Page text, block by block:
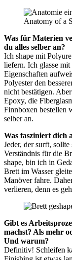
Anatomy of a
Was für Materien
du alles selber an?
Ich shape mit
liefern. Ich glasse
Eigenschaften
Polyester den
nicht bestätigen.
Epoxy, die
Finnboxen bestellen
selber an.
Was fasziniert dich
Jeder, der surft,
Verständnis für die
shape, bin ich in
Brett im Wasser
Manöver fahre.
verlieren, denn es
Gibt es
machst? Als mehr
Und warum?
Definitiv! Schleifen